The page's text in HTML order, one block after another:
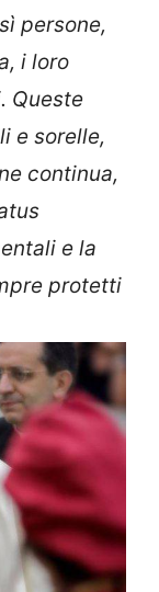
persone,
i loro
Queste
e sorelle,
continua,
e la
protetti